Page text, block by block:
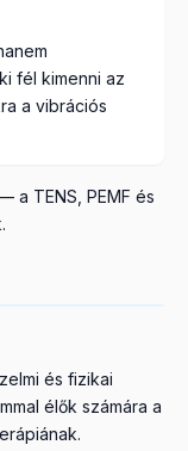
fél kimenni az
a vibrációs
a TENS, PEMF és
és fizikai
élők számára a